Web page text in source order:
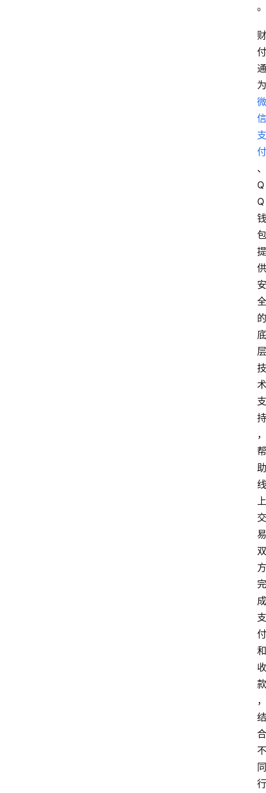
。
财
付
通
为
微
信
支
付
、
Q
Q
钱
包
提
供
安
全
的
底
层
技
术
支
持
，
帮
助
线
上
交
易
双
方
完
成
支
付
和
收
款
，
结
合
不
同
行